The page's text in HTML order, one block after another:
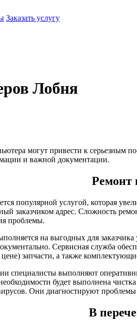
Заказать услугу
Лобня
могут привести к серьезным
и важной документации.
Ремонт
популярной услугой, которая
заказчиком адрес. Сложность
проблемы.
на выгодных для
Сервисная служба
запчасти, а также
специалисты выполняют
будет выполнена
Они диагностируют
В